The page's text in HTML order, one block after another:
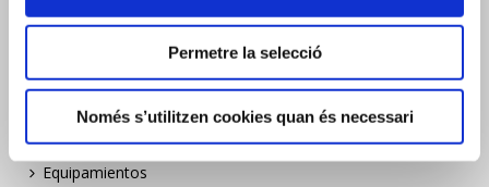
Permetre la selecció
Només s’utilitzen cookies quan és necessari
Turisme i oci
Industria y energia
Equipamientos